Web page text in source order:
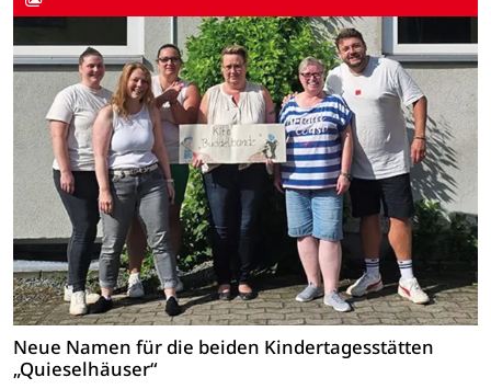
Neue Namen für die beiden Kindertagesstätten
„Quieselhäuser“